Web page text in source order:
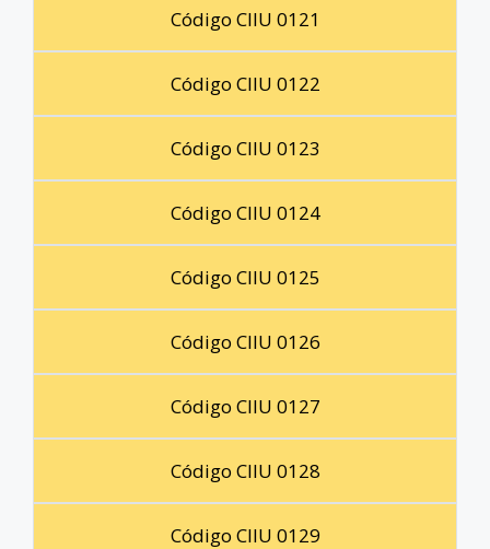
Código CIIU 0121
Código CIIU 0122
Código CIIU 0123
Código CIIU 0124
Código CIIU 0125
Código CIIU 0126
Código CIIU 0127
Código CIIU 0128
Código CIIU 0129